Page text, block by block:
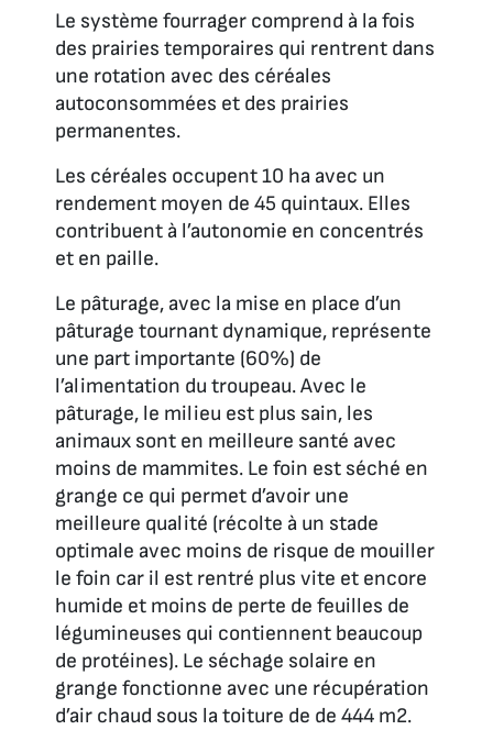
Le système fourrager comprend à la fois
des prairies temporaires qui rentrent dans
une rotation avec des céréales
autoconsommées et des prairies
permanentes.
Les céréales occupent 10 ha avec un
rendement moyen de 45 quintaux. Elles
contribuent à l’autonomie en concentrés
et en paille.
Le pâturage, avec la mise en place d’un
pâturage tournant dynamique, représente
une part importante (60%) de
l’alimentation du troupeau. Avec le
pâturage, le milieu est plus sain, les
animaux sont en meilleure santé avec
moins de mammites. Le foin est séché en
grange ce qui permet d’avoir une
meilleure qualité (récolte à un stade
optimale avec moins de risque de mouiller
le foin car il est rentré plus vite et encore
humide et moins de perte de feuilles de
légumineuses qui contiennent beaucoup
de protéines). Le séchage solaire en
grange fonctionne avec une récupération
d’air chaud sous la toiture de de 444 m2.